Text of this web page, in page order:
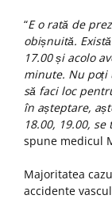
“E o rată de
obișnuită.
17.00 și acolo
minute. Nu poți
să faci loc
în așteptare,
18.00, 19.00,
spune medicul
Majoritatea
accidente